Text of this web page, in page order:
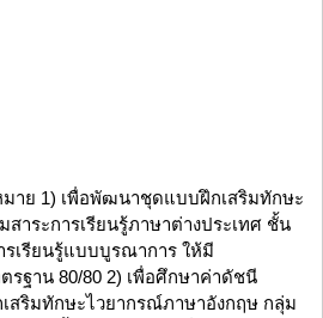
าย 1) เพื่อพัฒนาชุดแบบฝึกเสริมทักษะ
าระการเรียนรู้ภาษาต่างประเทศ ชั้น
เรียนรู้แบบบูรณาการ ให้มี
ฐาน 80/80 2) เพื่อศึกษาค่าดัชนี
สริมทักษะไวยากรณ์ภาษาอังกฤษ กลุ่ม